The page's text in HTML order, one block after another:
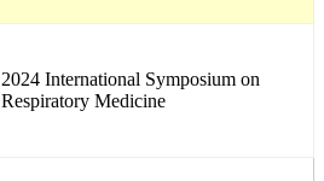
2024 International Symposium on
Respiratory Medicine